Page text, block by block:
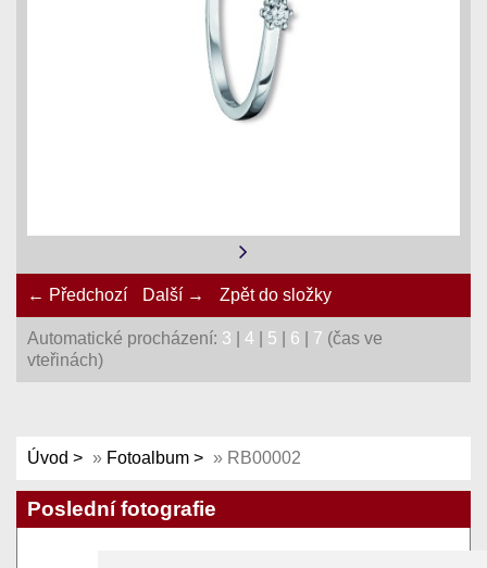
← Předchozí Další → Zpět do složky
Automatické procházení: 3 4 5 6 7 (čas ve
vteřinách)
Úvod » Fotoalbum » RB00002
Poslední fotografie